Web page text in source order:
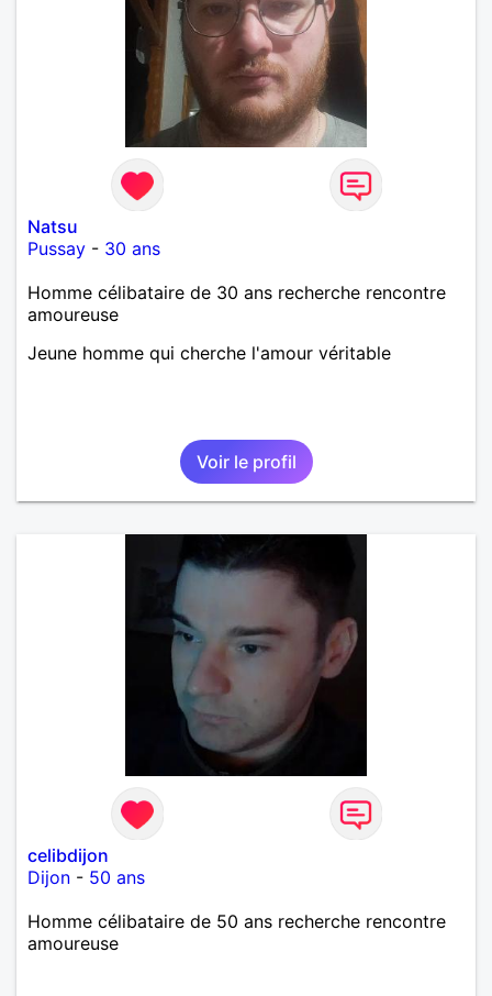
Natsu
Pussay - 30 ans
Homme célibataire de 30 ans recherche rencontre
amoureuse
Jeune homme qui cherche l'amour véritable
Voir le profil
celibdijon
Dijon - 50 ans
Homme célibataire de 50 ans recherche rencontre
amoureuse